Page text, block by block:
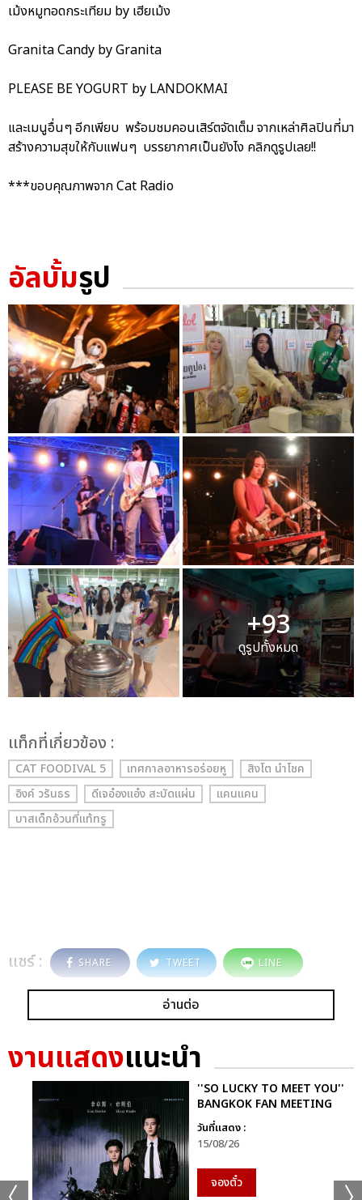
เม้งหมูทอดกระเทียม by เฮียเม้ง
Granita Candy by Granita
PLEASE BE YOGURT by LANDOKMAI
และเมนูอื่นๆ อีกเพียบ พร้อมชมคอนเสิร์ตจัดเต็ม จากเหล่าศิลปินที่มา
สร้างความสุขให้กับแฟนๆ บรรยากาศเป็นยังไง คลิกดูรูปเลย!!
***ขอบคุณภาพจาก Cat Radio
อัลบั้มรูป
+93
ดูรูปทั้งหมด
เเท็กที่เกี่ยวข้อง :
CAT FOODIVAL 5 เทศกาลอาหารอร่อยหู
สิงโต นำโชค
อิงค์ วรันธร
ดีเจอ๋องแอ๋ง สะบัดแผ่น
แคนแคน
บาสเด็กอ้วนที่แท้ทรู
แชร์ : SHARE TWEET LINE
อ่านต่อ
งานแสดงแนะนำ
''SO LUCKY TO MEET YOU''
BANGKOK FAN MEETING
วันที่แสดง :
15/08/26
จองตั๋ว